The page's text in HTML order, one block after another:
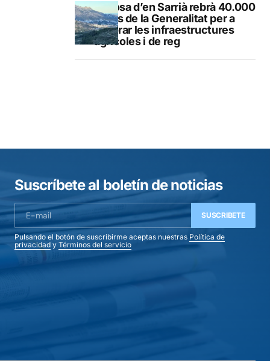
Callosa d’en Sarrià rebrà 40.000
euros de la Generalitat per a
millorar les infraestructures
agrícoles i de reg
Suscríbete al boletín de noticias
SUSCRIBETE
Pulsando el botón de suscribirme aceptas nuestras Política de
privacidad y Términos del servicio